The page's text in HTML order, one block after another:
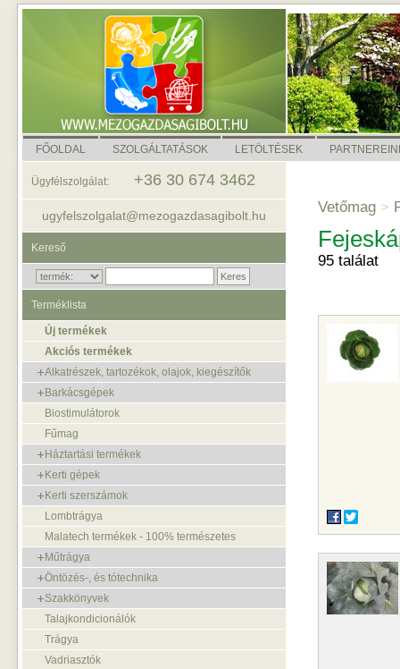
FŐOLDAL SZOLGÁLTATÁSOK LETÖLTÉSEK
Vetőmag >
95 találat
Ügyfélszolgálat: +36 30 674 3462
ugyfelszolgalat@mezogazdasagibolt.hu
Kereső
Terméklista
Új termékek
Akciós termékek
Alkatrészek, tartozékok, olajok, kiegészítők
Barkácsgépek
Biostimulátorok
Fűmag
Háztartási termékek
Kerti gépek
Kerti szerszámok
Lombtrágya
Malatech termékek - 100% természetes
Műtrágya
Öntözés-, és tótechnika
Szakkönyvek
Talajkondicionálók
Trágya
Vadriasztók